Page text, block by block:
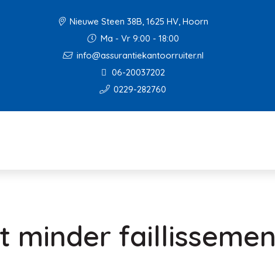
Nieuwe Steen 38B, 1625 HV, Hoorn
Ma - Vr 9:00 - 18:00
info@assurantiekantoorruiter.nl
06-20037202
0229-282760
minder